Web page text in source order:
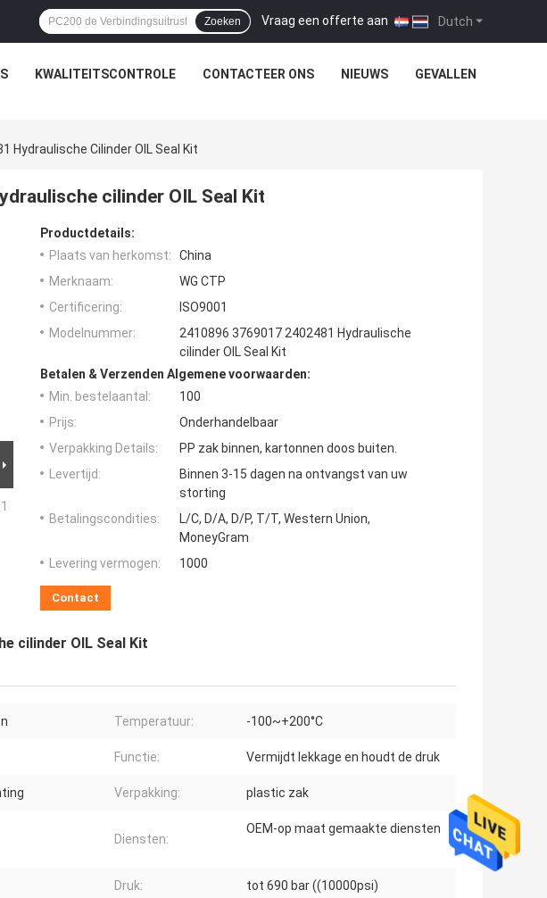
Dutch
Vraag een offerte aan |
Zoeken
KWALITEITSCONTROLE CONTACTEER ONS NIEUWS GEVALLEN
Hydraulische Cilinder OIL Seal Kit
cilinder OIL Seal Kit
Productdetails:
Plaats van herkomst:
China
Merknaam:
WG CTP
Certificering:
ISO9001
Modelnummer:
2410896 3769017 2402481 Hydraulische
cilinder OIL Seal Kit
Betalen & Verzenden Algemene voorwaarden:
Min. bestelaantal:
100
Prijs:
Onderhandelbaar
Verpakking Details:
PP zak binnen, kartonnen doos buiten.
Levertijd:
Binnen 3-15 dagen na ontvangst van uw
storting
Betalingscondities:
L/C, D/A, D/P, T/T, Western Union,
MoneyGram
Levering vermogen:
1000
Contact
cilinder OIL Seal Kit
Temperatuur: -100~+200°C
Functie: Vermijdt lekkage en houdt de druk
Verpakking: plastic zak
Diensten:
OEM-op maat gemaakte diensten
Druk: tot 690 bar ((10000psi)